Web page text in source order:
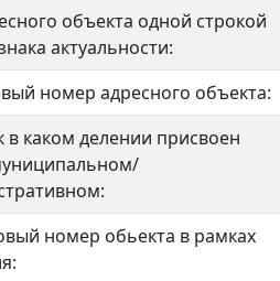
объекта одной строкой
актуальности:
номер адресного объекта:
в каком делении присвоен
номер обьекта в рамках